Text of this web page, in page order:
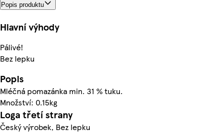
Popis produktu
Hlavní výhody
Pálivé!
Bez lepku
Popis
Mléčná pomazánka min. 31 % tuku.
Množství: 0.15kg
Loga třetí strany
Český výrobek, Bez lepku